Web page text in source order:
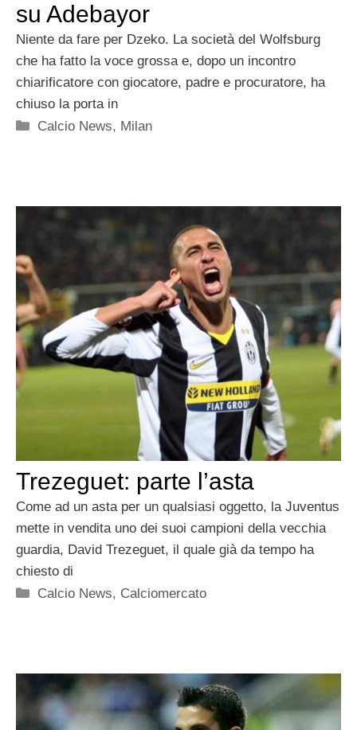
su Adebayor
Niente da fare per Dzeko. La società del Wolfsburg
che ha fatto la voce grossa e, dopo un incontro
chiarificatore con giocatore, padre e procuratore, ha
chiuso la porta in
Categorie
Calcio News, Milan
Trezeguet: parte l’asta
Come ad un asta per un qualsiasi oggetto, la Juventus
mette in vendita uno dei suoi campioni della vecchia
guardia, David Trezeguet, il quale già da tempo ha
chiesto di
Categorie
Calcio News, Calciomercato